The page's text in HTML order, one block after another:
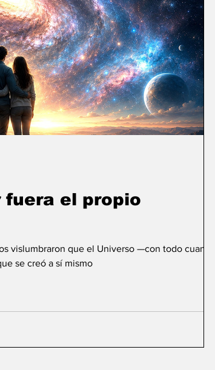
fuera el propio
vislumbraron que el Universo —con todo cuanto
se creó a sí mismo